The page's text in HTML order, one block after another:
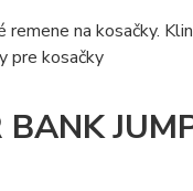
na kosačky.
pre kosačky